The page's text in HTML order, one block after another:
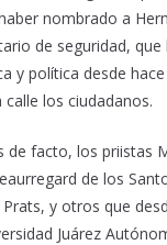
nombrado a
de seguridad, que
y política desde
los ciudadanos.
de facto, los priistas
de los
Prats, y otros que
Juárez